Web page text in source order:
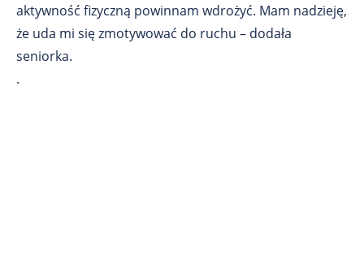
aktywność fizyczną powinnam wdrożyć. Mam nadzieję,
że uda mi się zmotywować do ruchu – dodała
seniorka.
.